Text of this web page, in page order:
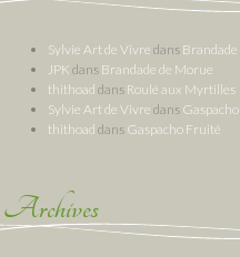
Sylvie Art de Vivre dans
JPK dans Brandade de Morue
thithoad dans Roulé aux Myrtilles
Sylvie Art de Vivre dans
thithoad dans Gaspacho Fruité
Archives